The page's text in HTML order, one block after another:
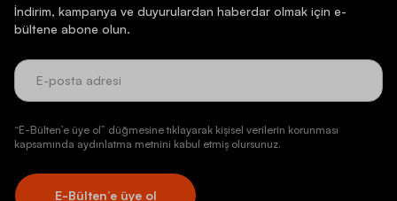
İndirim, kampanya ve duyurulardan haberdar olmak için e-
bültene abone olun.
“E-Bülten’e üye ol” düğmesine tıklayarak kişisel verilerin korunması
kapsamında aydınlatma metnini kabul etmiş olursunuz.
E-Bülten’e üye ol